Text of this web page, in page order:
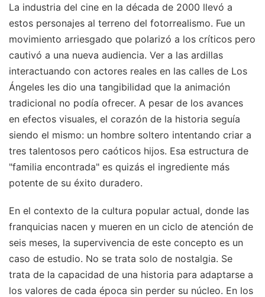
La industria del cine en la década de 2000 llevó a
estos personajes al terreno del fotorrealismo. Fue un
movimiento arriesgado que polarizó a los críticos pero
cautivó a una nueva audiencia. Ver a las ardillas
interactuando con actores reales en las calles de Los
Ángeles les dio una tangibilidad que la animación
tradicional no podía ofrecer. A pesar de los avances
en efectos visuales, el corazón de la historia seguía
siendo el mismo: un hombre soltero intentando criar a
tres talentosos pero caóticos hijos. Esa estructura de
"familia encontrada" es quizás el ingrediente más
potente de su éxito duradero.
En el contexto de la cultura popular actual, donde las
franquicias nacen y mueren en un ciclo de atención de
seis meses, la supervivencia de este concepto es un
caso de estudio. No se trata solo de nostalgia. Se
trata de la capacidad de una historia para adaptarse a
los valores de cada época sin perder su núcleo. En los